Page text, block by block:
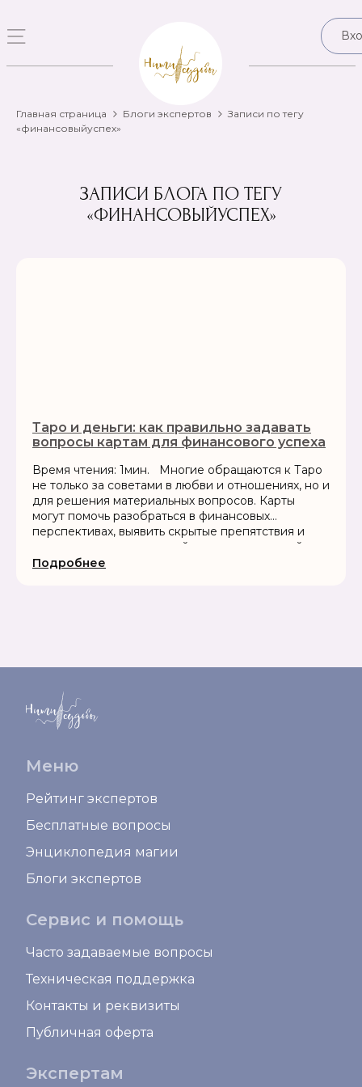
Главная страница Блоги экспертов
Записи по тегу
«финансовыйуспех»
ЗАПИСИ БЛОГА ПО ТЕГУ
«ФИНАНСОВЫЙУСПЕХ»
Таро и деньги: как правильно задавать
вопросы картам для финансового успеха
Время чтения: 1мин. Многие обращаются к Таро
не только за советами в любви и отношениях, но и
для решения материальных вопросов. Карты
могут помочь разобраться в финансовых
перспективах, выявить скрытые препятствия и
подсказать, как лучше действовать в сложной
ситуации....
Подробнее
Меню
Рейтинг экспертов
Бесплатные вопросы
Энциклопедия магии
Блоги экспертов
Сервис и помощь
Часто задаваемые вопросы
Техническая поддержка
Контакты и реквизиты
Публичная оферта
Экспертам